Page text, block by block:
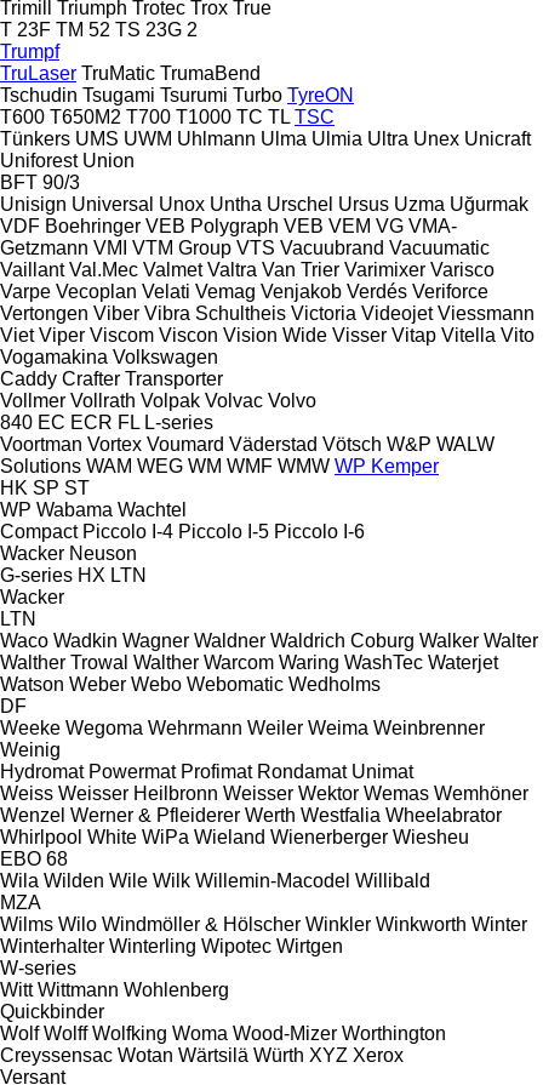
Trimill
Triumph Trotec Trox True
T 23F TM 52 TS 23G 2
Trumpf
TruLaser TruMatic TrumaBend
Tschudin Tsugami Tsurumi Turbo TyreON
T600 T650M2 T700 T1000 TC TL TSC
Tünkers UMS UWM Uhlmann Ulma Ulmia Ultra Unex Unicraft
Uniforest Union
BFT 90/3
Unisign Universal Unox Untha Urschel Ursus Uzma Uğurmak
VDF Boehringer VEB Polygraph VEB VEM VG VMA-
Getzmann VMI VTM Group VTS Vacuubrand Vacuumatic
Vaillant Val.Mec Valmet Valtra Van Trier Varimixer Varisco
Varpe Vecoplan Velati Vemag Venjakob Verdés Veriforce
Vertongen Viber Vibra Schultheis Victoria Videojet Viessmann
Viet Viper Viscom Viscon Vision Wide Visser Vitap Vitella Vito
Vogamakina Volkswagen
Caddy Crafter Transporter
Vollmer Vollrath Volpak Volvac Volvo
840 EC ECR FL L-series
Voortman Vortex Voumard Väderstad Vötsch W&P WALW
Solutions WAM WEG WM WMF WMW WP Kemper
HK SP ST
WP Wabama Wachtel
Compact Piccolo I-4 Piccolo I-5 Piccolo I-6
Wacker Neuson
G-series HX LTN
Wacker
LTN
Waco Wadkin Wagner Waldner Waldrich Coburg Walker Walter
Walther Trowal Walther Warcom Waring WashTec Waterjet
Watson Weber Webo Webomatic Wedholms
DF
Weeke Wegoma Wehrmann Weiler Weima Weinbrenner
Weinig
Hydromat Powermat Profimat Rondamat Unimat
Weiss Weisser Heilbronn Weisser Wektor Wemas Wemhöner
Wenzel Werner & Pfleiderer Werth Westfalia Wheelabrator
Whirlpool White WiPa Wieland Wienerberger Wiesheu
EBO 68
Wila Wilden Wile Wilk Willemin-Macodel Willibald
MZA
Wilms Wilo Windmöller & Hölscher Winkler Winkworth Winter
Winterhalter Winterling Wipotec Wirtgen
W-series
Witt Wittmann Wohlenberg
Quickbinder
Wolf Wolff Wolfking Woma Wood-Mizer Worthington
Creyssensac Wotan Wärtsilä Würth XYZ Xerox
Versant